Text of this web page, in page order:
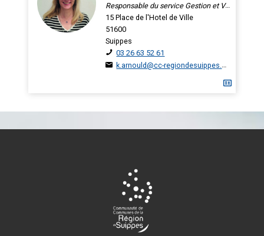
Responsable du service Gestion et Valorisation des Déchets
15 Place de l'Hotel de Ville
51600
Suippes
03 26 63 52 61
k.arnould@cc-regiondesuippes.com